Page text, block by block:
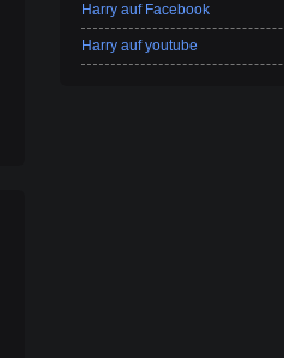
Harry auf Facebook
Harry auf youtube